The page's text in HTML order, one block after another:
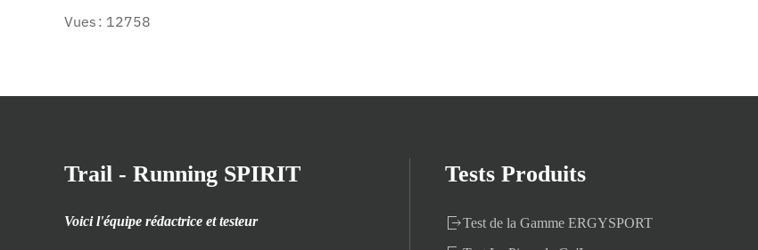
Vues : 12758
Trail - Running SPIRIT
Voici l'équipe rédactrice et testeur
Tests Produits
Test de la Gamme ERGYSPORT